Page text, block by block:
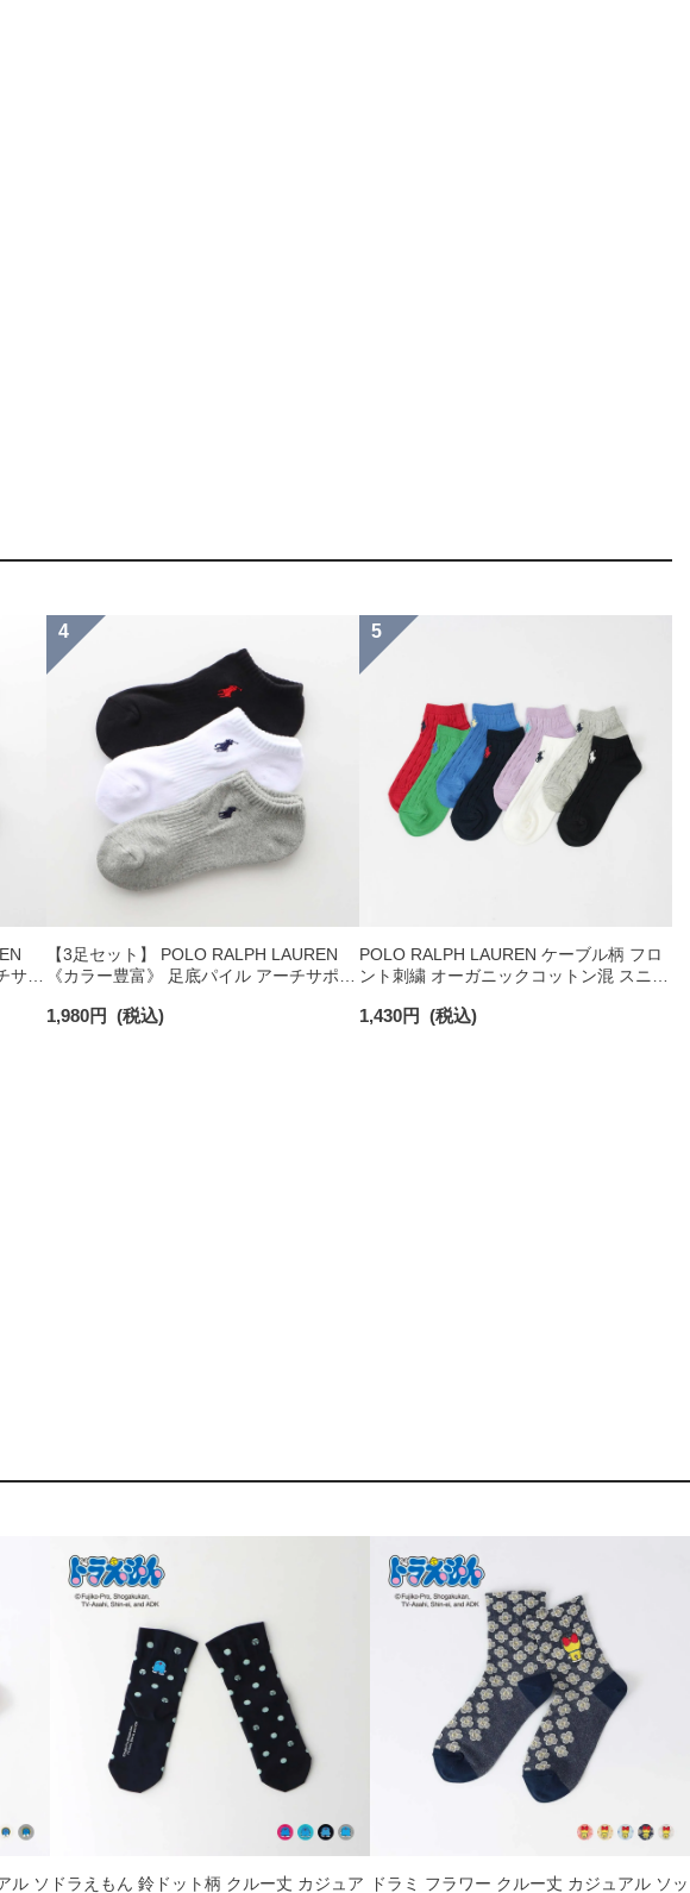
サポ
【3足セット】 POLO RALPH LAUREN
《カラー豊富》 足底パイル アーチサポー
クス レディース 93246602
1,980円 (税込)
POLO RALPH LAUREN ケーブル柄 フロ
ント刺繍 オーガニックコットン混 スニー
1,430円 (税込)
ル ソ ドラえもん 鈴ドット柄 クルー丈 カジュア ドラミ フラワー クルー丈 カジュアル ソッ